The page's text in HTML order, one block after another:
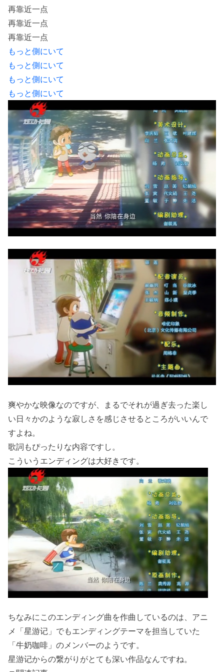
再靠近一点
再靠近一点
再靠近一点
もっと側にいて
もっと側にいて
もっと側にいて
もっと側にいて
爽やかな映像なのですが、まるでそれが過ぎ去った楽し
い日々かのような寂しさを感じさせるところがいいんで
すよね。
歌詞もぴったりな内容ですし。
こういうエンディングは大好きです。
ちなみにこのエンディング曲を作曲しているのは、アニ
メ「星游记」でもエンディングテーマを担当していた
「牛奶咖啡」のメンバーのようです。
星游记からの繋がりがとても深い作品なんですね。